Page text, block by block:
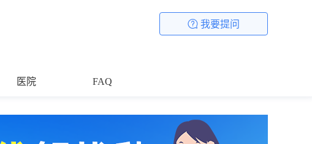
我要提问
医院 FAQ